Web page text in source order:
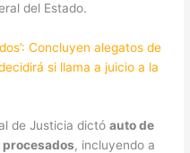
del Estado.
Concluyen alegatos de
si llama a juicio a la
de Justicia dictóauto de
procesados, incluyendo a